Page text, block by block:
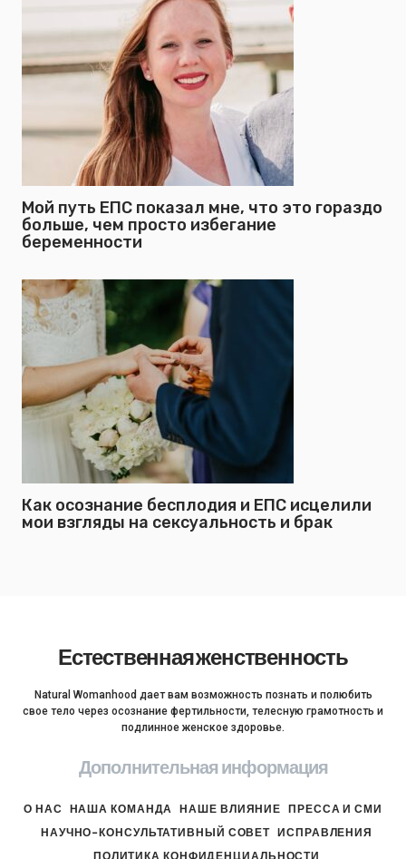
Мой путь ЕПС показал мне, что это гораздо
больше, чем просто избегание
беременности
Как осознание бесплодия и ЕПС исцелили
мои взгляды на сексуальность и брак
Естественная женственность
Natural Womanhood дает вам возможность познать и полюбить
свое тело через осознание фертильности, телесную грамотность и
подлинное женское здоровье.
Дополнительная информация
О НАС НАША КОМАНДА НАШЕ ВЛИЯНИЕ
ПРЕССА И СМИ
НАУЧНО-КОНСУЛЬТАТИВНЫЙ СОВЕТ ИСПРАВЛЕНИЯ
ПОЛИТИКА КОНФИДЕНЦИАЛЬНОСТИ